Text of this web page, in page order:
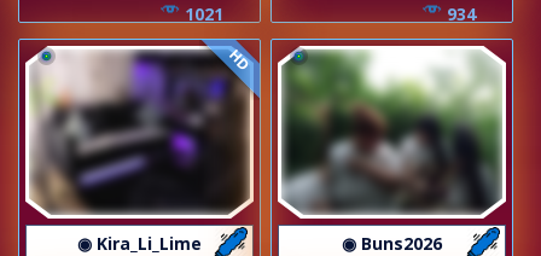
1021
934
HD
◉ Kira_Li_Lime
◉ Buns2026